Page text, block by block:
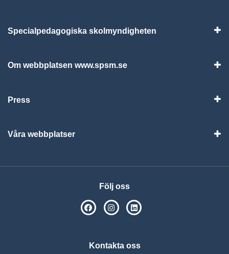
Specialpedagogiska skolmyndigheten
Om webbplatsen www.spsm.se
Press
Våra webbplatser
Följ oss
SPSM på Facebook
SPSM på Instagram
Kontakta oss